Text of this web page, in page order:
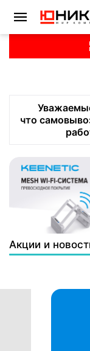
что
Акции и